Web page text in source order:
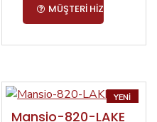
MÜŞTERI HIZMETLERI
YENI
Mansio-820-LAKE